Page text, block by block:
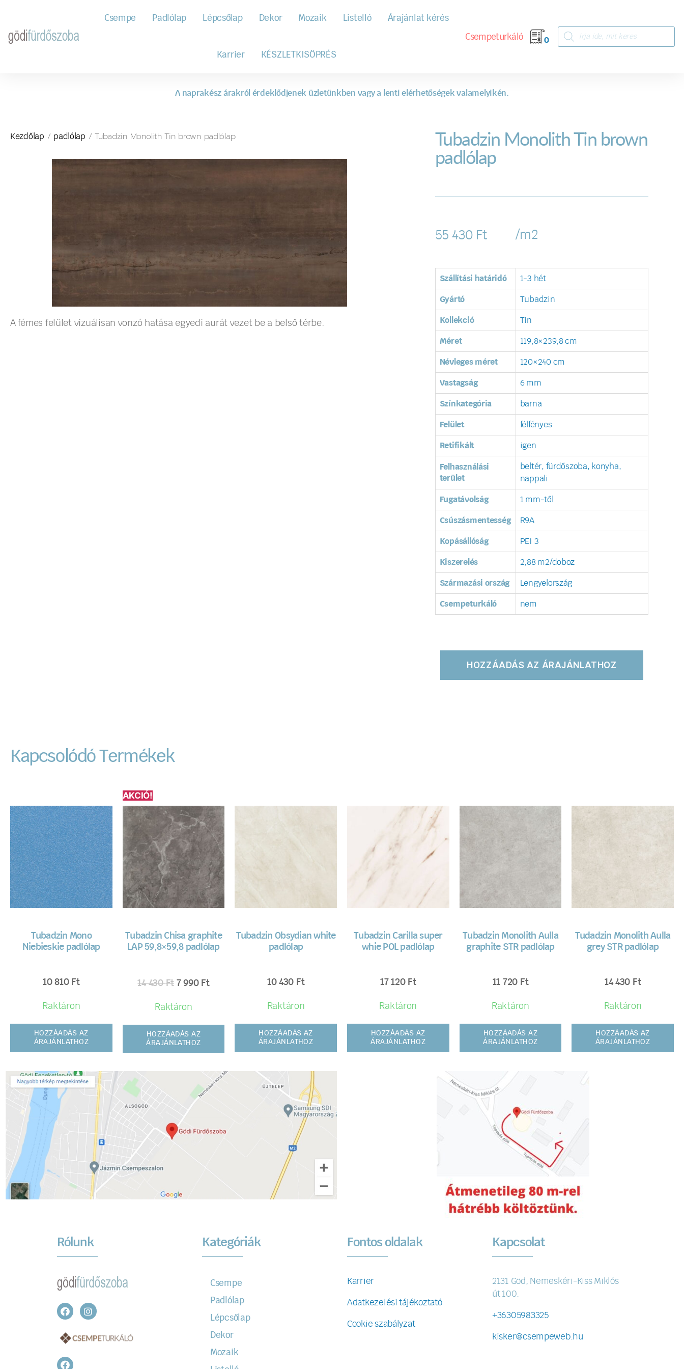
Csempe Padlólap Lépcsőlap Dekor Mozaik Listelló Árajánlat kérés
Karrier KÉSZLETKISÖPRÉS
Csempeturkáló 0
A naprakész árakról érdeklődjenek üzletünkben vagy a lenti elérhetőségek valamelyikén.
Kezdőlap / padlólap / Tubadzin Monolith Tin brown padlólap
A fémes felület vizuálisan vonzó hatása egyedi aurát vezet be a belső térbe.
Tubadzin Monolith Tin brown
padlólap
55 430 Ft /m2
Szállítási határidó 1-3 hét
Gyártó Tubadzin
Kollekció Tin
Méret 119,8×239,8 cm
Névleges méret 120×240 cm
Vastagság 6 mm
Színkategória barna
Felület félfényes
Retifikált igen
Felhasználási
terület
beltér, fürdőszoba, konyha,
nappali
Fugatávolság 1 mm-től
Csúszásmentesség R9A
Kopásállóság PEI 3
Kiszerelés 2,88 m2/doboz
Származási ország Lengyelország
Csempeturkáló nem
HOZZÁADÁS AZ ÁRAJÁNLATHOZ
Kapcsolódó Termékek
Tubadzin Mono
Niebieskie padlólap
10 810 Ft
Raktáron
HOZZÁADÁS AZ
ÁRAJÁNLATHOZ
AKCIÓ!
Tubadzin Chisa graphite
LAP 59,8×59,8 padlólap
14 430Ft 7 990 Ft
Raktáron
HOZZÁADÁS AZ
ÁRAJÁNLATHOZ
Tubadzin Obsydian white
padlólap
10 430 Ft
Raktáron
HOZZÁADÁS AZ
ÁRAJÁNLATHOZ
Tubadzin Carilla super
whie POL padlólap
17 120 Ft
Raktáron
HOZZÁADÁS AZ
ÁRAJÁNLATHOZ
Tubadzin Monolith Aulla
graphite STR padlólap
11 720 Ft
Raktáron
HOZZÁADÁS AZ
ÁRAJÁNLATHOZ
Tudadzin Monolith Aulla
grey STR padlólap
14 430 Ft
Raktáron
HOZZÁADÁS AZ
ÁRAJÁNLATHOZ
Rólunk Kategóriák
Csempe
Padlólap
Lépcsőlap
Dekor
Mozaik
Fontos oldalak
Karrier
Adatkezelési tájékoztató
Cookie szabályzat
Kapcsolat
2131 Göd, Nemeskéri-Kiss Miklós
út 100.
+36305983325
kisker@csempeweb.hu